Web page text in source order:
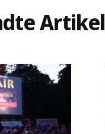
Artikel